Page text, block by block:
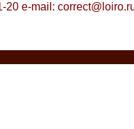
20 e-mail: